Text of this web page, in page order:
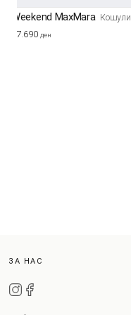
Weekend MaxMara Кошули
17.690 ден
ЗА НАС